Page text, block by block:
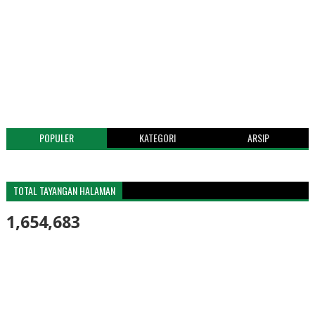
POPULER KATEGORI ARSIP
TOTAL TAYANGAN HALAMAN
1,654,683